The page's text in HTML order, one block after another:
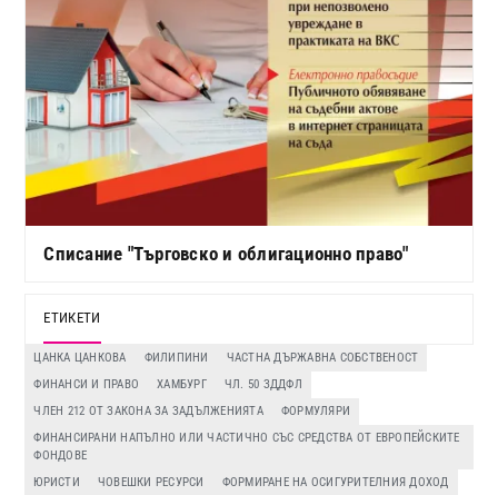
Списание "Търговско и облигационно право"
ЕТИКЕТИ
ЦАНКА ЦАНКОВА ФИЛИПИНИ
ЧАСТНА ДЪРЖАВНА СОБСТВЕНОСТ
ФИНАНСИ И ПРАВО
ХАМБУРГ
ЧЛ. 50 ЗДДФЛ
ЧЛЕН 212 ОТ ЗАКОНА ЗА ЗАДЪЛЖЕНИЯТА
ФОРМУЛЯРИ
ФИНАНСИРАНИ НАПЪЛНО ИЛИ ЧАСТИЧНО СЪС СРЕДСТВА ОТ ЕВРОПЕЙСКИТЕ
ФОНДОВЕ
ЮРИСТИ
ЧОВЕШКИ РЕСУРСИ
ФОРМИРАНЕ НА ОСИГУРИТЕЛНИЯ ДОХОД